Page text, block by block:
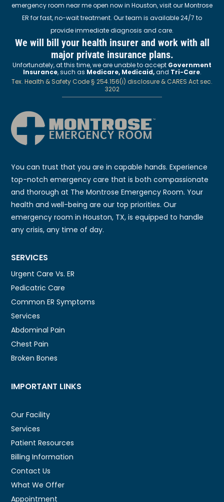
emergency room near me open now in Houston, visit our Montrose
ER for fast, no-wait treatment. Our team is available 24/7 to
provide immediate diagnosis and care.
We will bill your health insurer and work with all
major private insurance plans.
Unfortunately, at this time, we are unable to accept Government
Insurance, such as Medicare, Medicaid,and Tri-Care.
Tex. Health & Safety Code § 254.156(i) disclosure & CARES Act sec.
3202
You can trust that you are in capable hands. Experience
top-notch emergency care that is both compassionate
and thorough at The Montrose Emergency Room. Your
health and well-being are our top priorities. Our
emergency room in Houston, TX, is equipped to handle
any crisis, any time of day.
SERVICES
Urgent Care Vs. ER
Pedicatric Care
Common ER Symptoms
Services
Abdominal Pain
Chest Pain
Broken Bones
IMPORTANT LINKS
Our Facility
Services
Patient Resources
Billing Information
Contact Us
What We Offer
Appointment